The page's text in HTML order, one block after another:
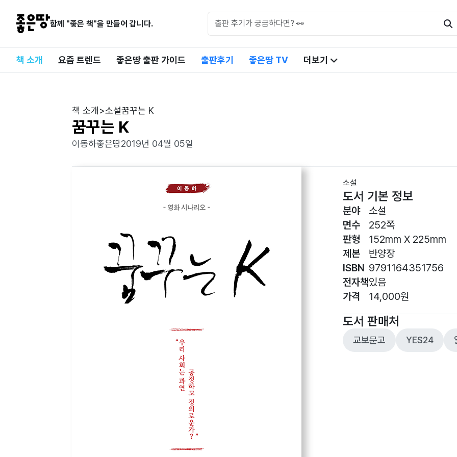
함께 "좋은 책"을 만들어 갑니다.
책 소개 요즘 트렌드 좋은땅 출판 가이드 출판후기 좋은땅 TV 더보기
책 소개 >소설꿈꾸는 K
꿈꾸는 K
이동하좋은땅2019년 04월 05일
소설
도서 기본 정보
분야
면수
판형
제본
ISBN
전자책
가격
소설
252쪽
152mm X 225mm
반양장
9791164351756
있음
14,000원
도서 판매처
교보문고 YES24